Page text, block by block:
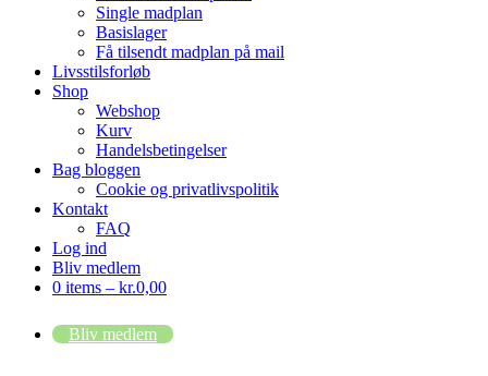
Single madplan
Basislager
Få tilsendt madplan på mail
Livsstilsforløb
Shop
Webshop
Kurv
Handelsbetingelser
Bag bloggen
Cookie og privatlivspolitik
Kontakt
FAQ
Log ind
Bliv medlem
0 items – kr.0,00
Bliv medlem